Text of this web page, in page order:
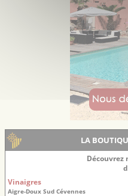
LA
Découvrez
Vinaigres
Aigre-Doux Sud Cévennes